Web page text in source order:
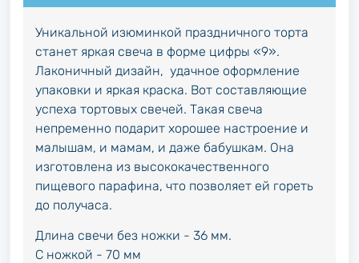
Уникальной изюминкой праздничного торта
станет яркая свеча в форме цифры «9».
Лаконичный дизайн, удачное оформление
упаковки и яркая краска. Вот составляющие
успеха тортовых свечей. Такая свеча
непременно подарит хорошее настроение и
малышам, и мамам, и даже бабушкам. Она
изготовлена из высококачественного
пищевого парафина, что позволяет ей гореть
до получаса.
Длина свечи без ножки - 36 мм.
С ножкой - 70 мм